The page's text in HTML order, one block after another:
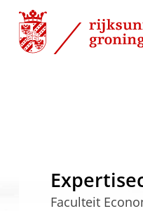
Skip
Content
Skip
Navigation
Faculteit